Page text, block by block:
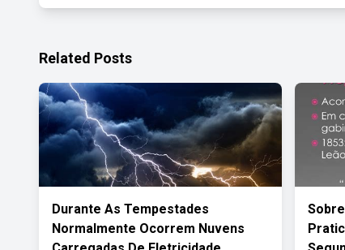
Related Posts
Durante As Tempestades
Normalmente Ocorrem Nuvens